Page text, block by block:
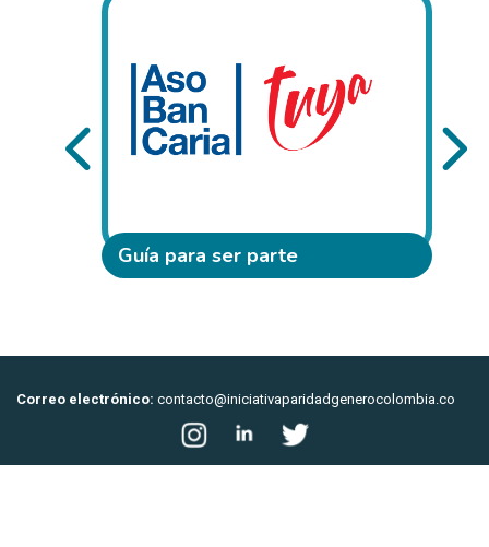
Guía para ser parte
Correo electrónico: contacto@iniciativaparidadgenerocolombia.co